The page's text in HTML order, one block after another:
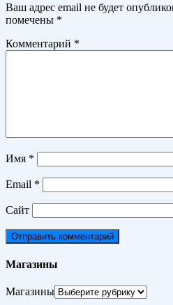
Ваш адрес email не будет
помечены *
Комментарий *
Имя *
Email *
Сайт
Магазины
Магазины